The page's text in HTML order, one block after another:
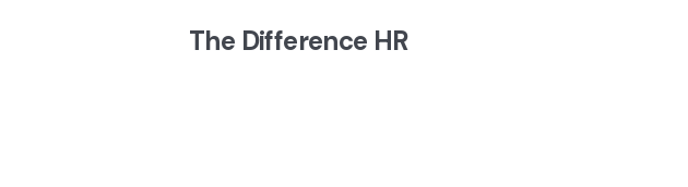
The Difference HR